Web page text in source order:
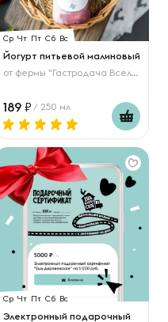
Ср Чт Пт Сб Вс
Йогурт питьевой малиновый
от фермы "Гастродача Вселуг"
189 / 250 мл
Ср Чт Пт Сб Вс
Электронный подарочный